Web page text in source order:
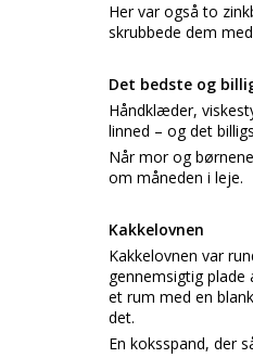
Her var også to
skrubbede dem
Det bedste og
Håndklæder,
linned – og det
Når mor og
om måneden i leje.
Kakkelovnen
Kakkelovnen var
gennemsigtig
et rum med en
det.
En koksspand, der